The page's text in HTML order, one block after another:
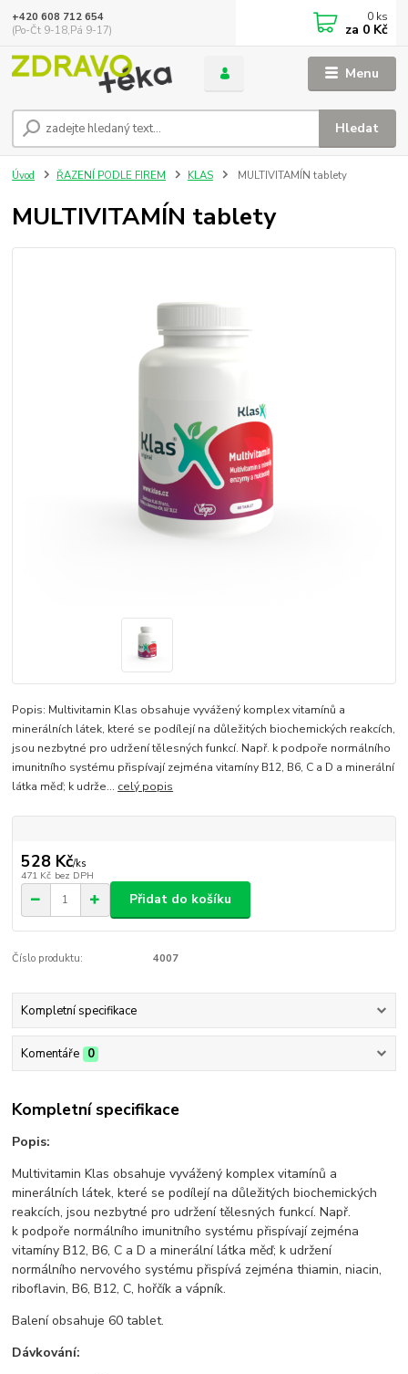
Menu
Hledat
+420 608 712 654
(Po-Čt 9-18,Pá 9-17)
0 ks
za 0 Kč
Úvod ŘAZENÍ PODLE FIREM KLAS MULTIVITAMÍN tablety
MULTIVITAMÍN tablety
Popis: Multivitamin Klas obsahuje vyvážený komplex vitamínů a
minerálních látek, které se podílejí na důležitých biochemických reakcích,
jsou nezbytné pro udržení tělesných funkcí. Např. k podpoře normálního
imunitního systému přispívají zejména vitamíny B12, B6, C a D a minerální
látka měď; k udrže... celý popis
528 Kč/ks
471 Kč bez DPH
Přidat do košíku
Číslo produktu: 4007
Kompletní specifikace
Komentáře 0
Kompletní specifikace
Popis:
Multivitamin Klas obsahuje vyvážený komplex vitamínů a
minerálních látek, které se podílejí na důležitých biochemických
reakcích, jsou nezbytné pro udržení tělesných funkcí. Např.
k podpoře normálního imunitního systému přispívají zejména
vitamíny B12, B6, C a D a minerální látka měď; k udržení
normálního nervového systému přispívá zejména thiamin, niacin,
riboflavin, B6, B12, C, hořčík a vápník.
Balení obsahuje 60 tablet.
Dávkování: